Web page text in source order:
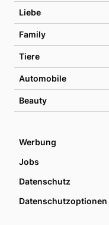
Liebe
Family
Tiere
Automobile
Beauty
Werbung
Jobs
Datenschutz